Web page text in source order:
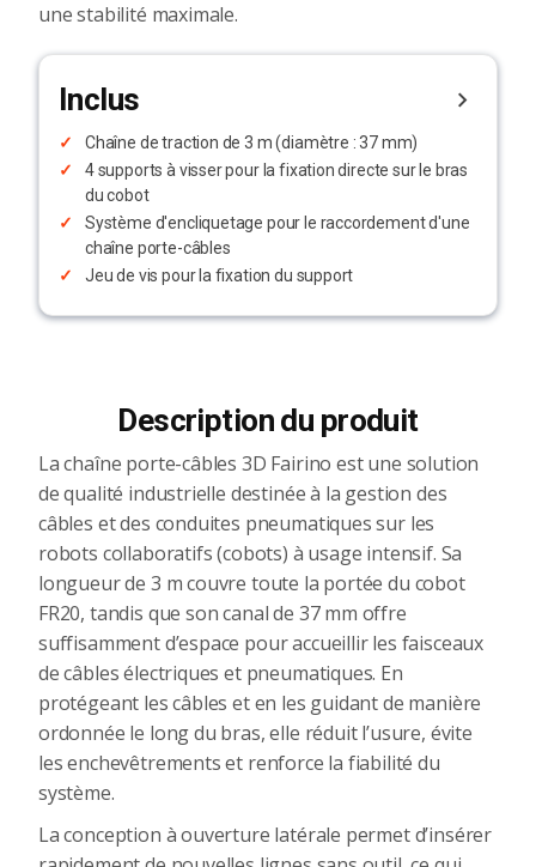
une stabilité maximale.
Inclus
Chaîne de traction de 3 m (diamètre : 37 mm)
4 supports à visser pour la fixation directe sur le bras
du cobot
Système d'encliquetage pour le raccordement d'une
chaîne porte-câbles
Jeu de vis pour la fixation du support
Description du produit
La chaîne porte-câbles 3D Fairino est une solution
de qualité industrielle destinée à la gestion des
câbles et des conduites pneumatiques sur les
robots collaboratifs (cobots) à usage intensif. Sa
longueur de 3 m couvre toute la portée du cobot
FR20, tandis que son canal de 37 mm offre
suffisamment d’espace pour accueillir les faisceaux
de câbles électriques et pneumatiques. En
protégeant les câbles et en les guidant de manière
ordonnée le long du bras, elle réduit l’usure, évite
les enchevêtrements et renforce la fiabilité du
système.
La conception à ouverture latérale permet d’insérer